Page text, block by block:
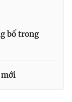
bố trong